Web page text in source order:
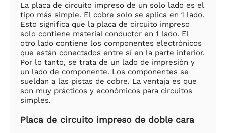
La placa de circuito impreso de un solo lado es el
tipo más simple. El cobre solo se aplica en 1 lado.
Esto significa que la placa de circuito impreso
solo contiene material conductor en 1 lado. El
otro lado contiene los componentes electrónicos
que están conectados entre sí en la parte inferior.
Por lo tanto, se trata de un lado de impresión y
un lado de componente. Los componentes se
sueldan a las pistas de cobre. La ventaja es que
son muy prácticos y económicos para circuitos
simples.
Placa de circuito impreso de doble cara